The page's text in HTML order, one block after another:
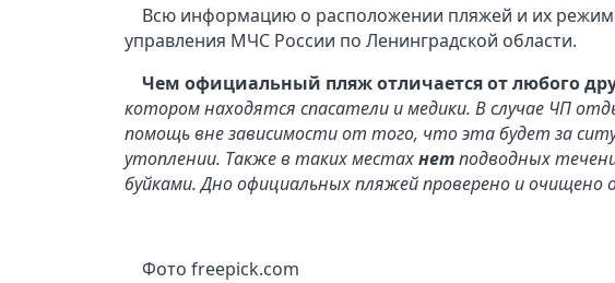
Всю информацию о расположении пляжей и их
управления МЧС России по Ленинградской области.
Чем официальный пляж отличается от любого
котором находятся спасатели и медики. В случае ЧП
помощь вне зависимости от того, что эта будет за
утоплении. Также в таких местахнетподводных
буйками. Дно официальных пляжей проверено и очищено
Фото freepick.com